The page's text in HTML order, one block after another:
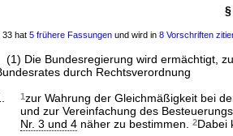
33 hat 5 frühere Fassungen und wird in 8 Vorschriften
(1) Die Bundesregierung wird ermächtigt,
durch Rechtsverordnung
1 zur Wahrung der Gleichmäßigkeit bei
und zur Vereinfachung des
Nr. 3 und 4näher zu bestimmen. 2Dabei